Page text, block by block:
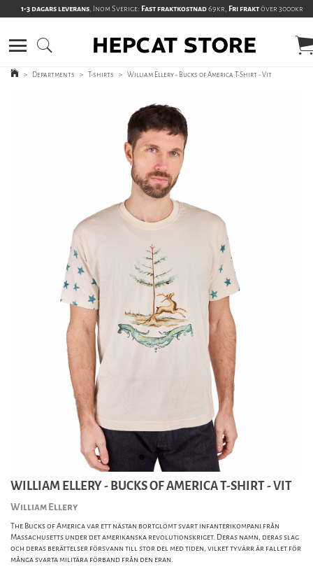
1-3 dagars leverans, Inom Sverige: Fast fraktkostnad69kr, Fri fraktöver 3000kr
> Departments > T-shirts > William Ellery - Bucks of America T-Shirt - Vit
WILLIAM ELLERY - BUCKS OF AMERICA T-SHIRT - VIT
William Ellery
The Bucks of America var ett nästan bortglömt svart infanterikompani från
Massachusetts under det amerikanska revolutionskriget. Deras namn, deras slag
och deras berättelser försvann till stor del med tiden, vilket tyvärr är fallet för
många svarta militära förband från den eran.